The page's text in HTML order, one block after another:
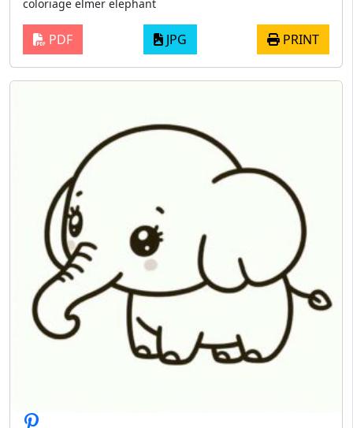
coloriage elmer elephant
PDF JPG PRINT